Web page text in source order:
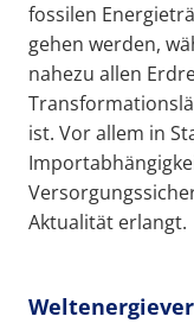
fossilen
gehen werden,
nahezu allen
ist. Vor allem in
Aktualität erlangt.